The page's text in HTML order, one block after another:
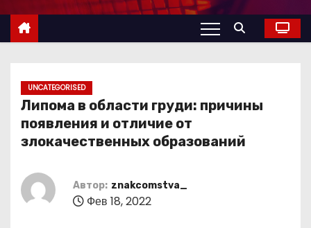
с
UNCATEGORISED
Липома в области груди: причины
появления и отличие от
злокачественных образований
Автор: znakcomstva_
Фев 18, 2022